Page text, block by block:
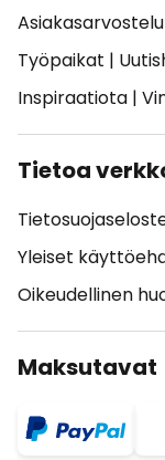
Työpaikat |
Inspiraatiota |
Tietoa
Yleiset
Oikeudellinen
Maksutavat